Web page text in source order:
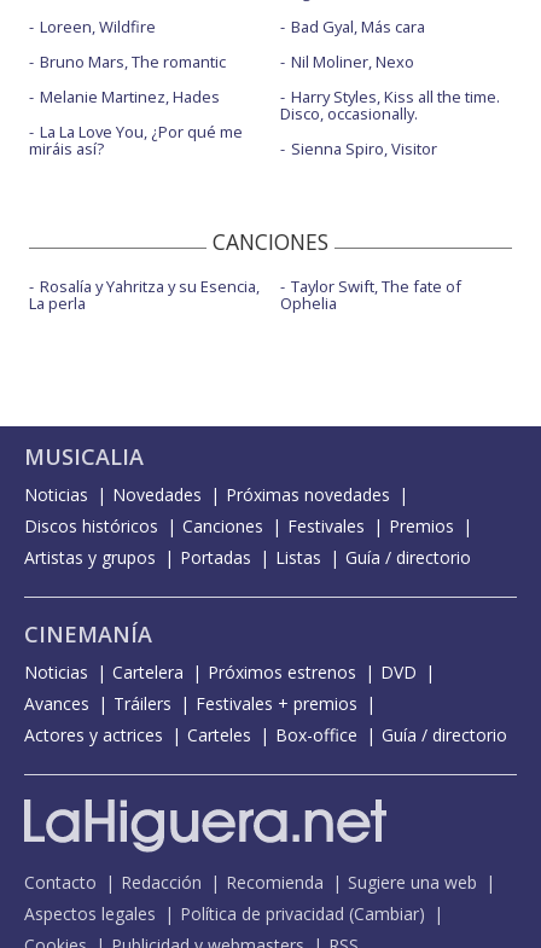
Loreen, Wildfire
Bruno Mars, The romantic
Melanie Martinez, Hades
La La Love You, ¿Por qué me
miráis así?
Bad Gyal, Más cara
Nil Moliner, Nexo
Harry Styles, Kiss all the time.
Disco, occasionally.
Sienna Spiro, Visitor
CANCIONES
Rosalía y Yahritza y su Esencia,
La perla
Taylor Swift, The fate of
Ophelia
MUSICALIA
Noticias Novedades
Próximas novedades
Discos históricos
Canciones Festivales
Premios
Artistas y grupos
Portadas Listas Guía / directorio
CINEMANÍA
Noticias Cartelera Próximos estrenos
DVD
Avances
Tráilers
Festivales + premios
Actores y actrices
Carteles Box-office Guía / directorio
Contacto Redacción Recomienda
Sugiere una web
Aspectos legales
Política de privacidad (Cambiar)